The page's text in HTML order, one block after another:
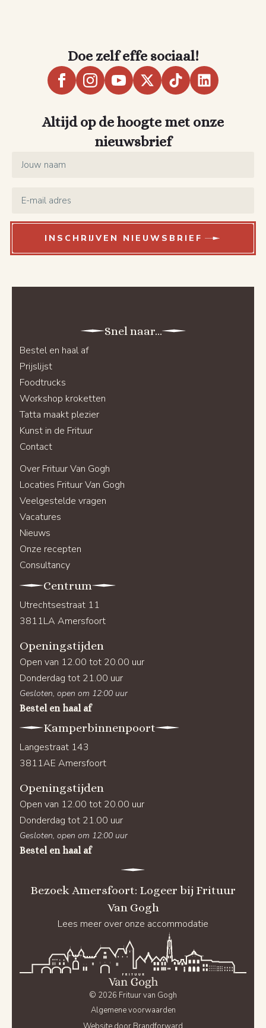
Doe zelf effe sociaal!
Altijd op de hoogte met onze
nieuwsbrief
INSCHRIJVEN NIEUWSBRIEF
Snel naar...
Bestel en haal af
Prijslijst
Foodtrucks
Workshop kroketten
Tatta maakt plezier
Kunst in de Frituur
Contact
Over Frituur Van Gogh
Locaties Frituur Van Gogh
Veelgestelde vragen
Vacatures
Nieuws
Onze recepten
Consultancy
Centrum
Utrechtsestraat 11
3811LA Amersfoort
Openingstijden
Open van 12.00 tot 20.00 uur
Donderdag tot 21.00 uur
Gesloten, open om 12:00 uur
Bestel en haal af
Kamperbinnenpoort
Langestraat 143
3811AE Amersfoort
Openingstijden
Open van 12.00 tot 20.00 uur
Donderdag tot 21.00 uur
Gesloten, open om 12:00 uur
Bestel en haal af
Bezoek Amersfoort: Logeer bij Frituur
Van Gogh
Lees meer over onze accommodatie
© 2026 Frituur van Gogh
Algemene voorwaarden